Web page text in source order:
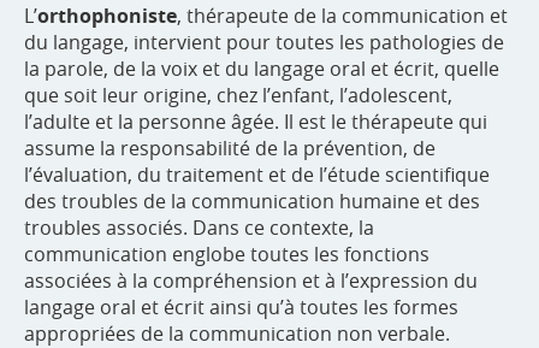
L’orthophoniste, thérapeute de la communication et
du langage, intervient pour toutes les pathologies de
la parole, de la voix et du langage oral et écrit, quelle
que soit leur origine, chez l’enfant, l’adolescent,
l’adulte et la personne âgée. Il est le thérapeute qui
assume la responsabilité de la prévention, de
l’évaluation, du traitement et de l’étude scientifique
des troubles de la communication humaine et des
troubles associés. Dans ce contexte, la
communication englobe toutes les fonctions
associées à la compréhension et à l’expression du
langage oral et écrit ainsi qu’à toutes les formes
appropriées de la communication non verbale.